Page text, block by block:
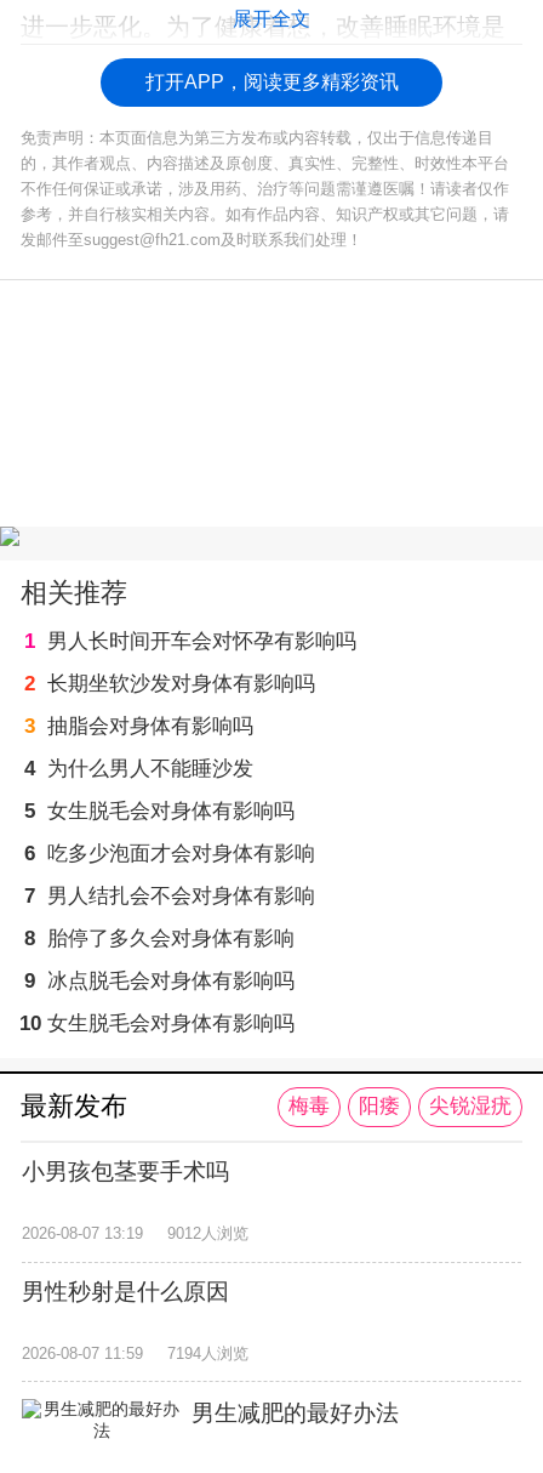
进一步恶化。为了健康着想，改善睡眠环境是
最直接且必要的选择。
展开全文
打开APP，阅读更多精彩资讯
免责声明：本页面信息为第三方发布或内容转载，仅出于信息传递目
的，其作者观点、内容描述及原创度、真实性、完整性、时效性本平台
不作任何保证或承诺，涉及用药、治疗等问题需谨遵医嘱！请读者仅作
参考，并自行核实相关内容。如有作品内容、知识产权或其它问题，请
发邮件至suggest@fh21.com及时联系我们处理！
相关推荐
1 男人长时间开车会对怀孕有影响吗
2 长期坐软沙发对身体有影响吗
3 抽脂会对身体有影响吗
4 为什么男人不能睡沙发
5 女生脱毛会对身体有影响吗
6 吃多少泡面才会对身体有影响
7 男人结扎会不会对身体有影响
8 胎停了多久会对身体有影响
9 冰点脱毛会对身体有影响吗
10 女生脱毛会对身体有影响吗
最新发布 梅毒 阳痿 尖锐湿疣
小男孩包茎要手术吗
2026-08-07 13:19 9012人浏览
男性秒射是什么原因
2026-08-07 11:59 7194人浏览
男生减肥的最好办法